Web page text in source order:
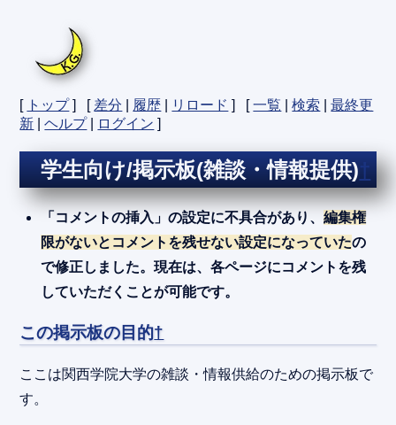
[ トップ] [ 差分 履歴 リロード ] [一覧 |検索 |最終更
新 |ヘルプ| ログイン ]
学生向け/掲示板(雑談・情報提供)†
「コメントの挿入」の設定に不具合があり、編集権
限がないとコメントを残せない設定になっていたの
で修正しました。現在は、各ページにコメントを残
していただくことが可能です。
この掲示板の目的†
ここは関西学院大学の雑談・情報供給のための掲示板で
す。